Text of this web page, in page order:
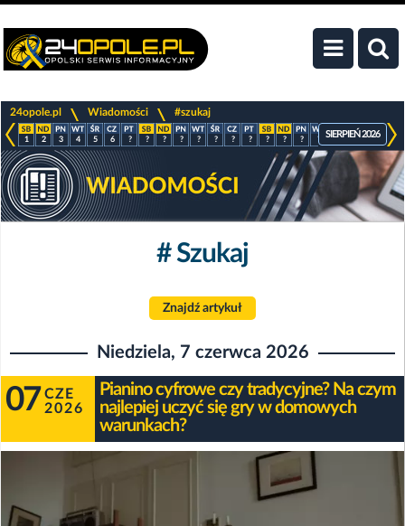
24opole.pl Wiadomości #szukaj
1 2 3 4 5 6 ? ? ? ? ? ? ? ? ? ? ? ? ? ? ?
SIERPIEŃ 2026
# Szukaj
Znajdź artykuł
Niedziela, 7 czerwca 2026
07 CZE
2026
Pianino cyfrowe czy tradycyjne? Na czym
najlepiej uczyć się gry w domowych
warunkach?